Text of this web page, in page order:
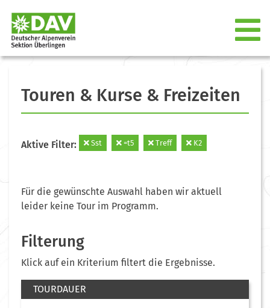
Touren & Kurse & Freizeiten
Aktive Filter: Sst =t5 Treff K2
Für die gewünschte Auswahl haben wir aktuell
leider keine Tour im Programm.
Filterung
Klick auf ein Kriterium filtert die Ergebnisse.
TOURDAUER